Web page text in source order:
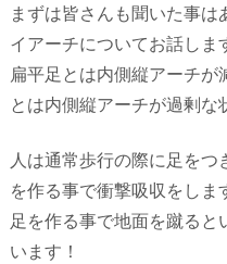
まずは皆さんも聞いた事
イアーチについてお話しま
扁平足とは内側縦アーチが
とは内側縦アーチが過剰な
人は通常歩行の際に足を
を作る事で衝撃吸収をしま
足を作る事で地面を蹴ると
います！